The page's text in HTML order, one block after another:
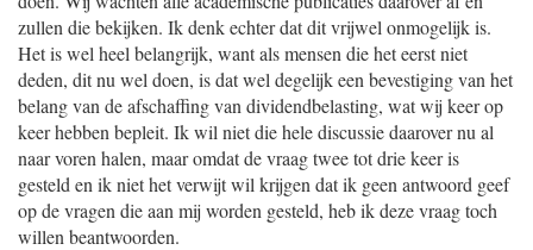
zullen die bekijken. Ik denk echter dat dit vrijwel onmogelijk is.
Het is wel heel belangrijk, want als mensen die het eerst niet
deden, dit nu wel doen, is dat wel degelijk een bevestiging van het
belang van de afschaffing van dividendbelasting, wat wij keer op
keer hebben bepleit. Ik wil niet die hele discussie daarover nu al
naar voren halen, maar omdat de vraag twee tot drie keer is
gesteld en ik niet het verwijt wil krijgen dat ik geen antwoord geef
op de vragen die aan mij worden gesteld, heb ik deze vraag toch
willen beantwoorden.